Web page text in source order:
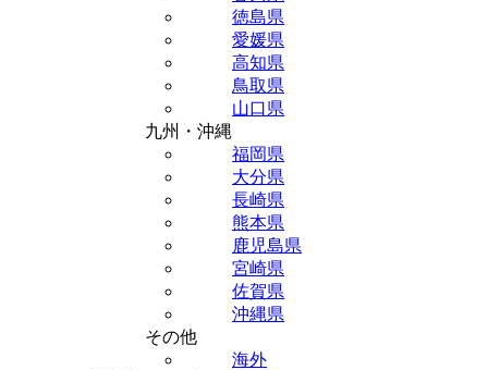
徳島県
愛媛県
高知県
鳥取県
山口県
九州・沖縄
福岡県
大分県
長崎県
熊本県
鹿児島県
宮崎県
佐賀県
沖縄県
その他
海外